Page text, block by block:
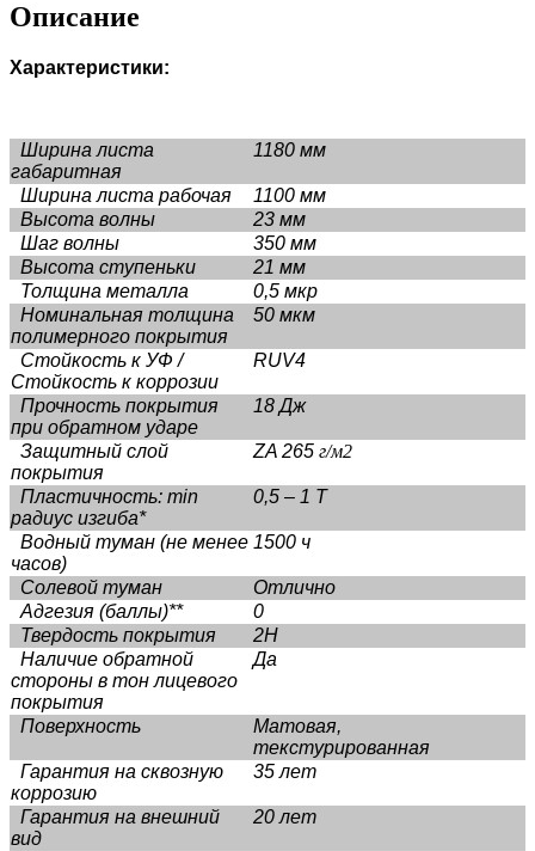
Описание
Характеристики:
Ширина листа
габаритная
1180 мм
Ширина листа рабочая
1100 мм
Высота волны
23 мм
Шаг волны
350 мм
Высота ступеньки
21 мм
Толщина металла
0,5 мкр
Номинальная толщина
полимерного покрытия
50 мкм
Стойкость к УФ /
Стойкость к коррозии
RUV4
Прочность покрытия
при обратном ударе
18 Дж
Защитный слой
покрытия
ZA 265 г/м2
Пластичность: min
радиус изгиба*
0,5 – 1 Т
Водный туман (не менее
часов)
1500 ч
Солевой туман
Отлично
Адгезия (баллы)**
0
Твердость покрытия
2Н
Наличие обратной
стороны в тон лицевого
покрытия
Да
Поверхность
Матовая,
текстурированная
Гарантия на сквозную
коррозию
35 лет
Гарантия на внешний
вид
20 лет